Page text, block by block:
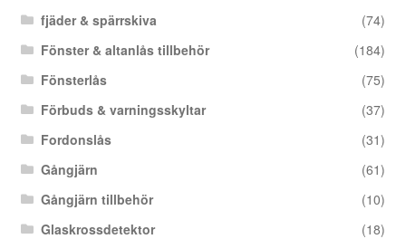
fjäder & spärrskiva
(74)
Fönster & altanlås tillbehör
(184)
Fönsterlås
(75)
Förbuds & varningsskyltar
(37)
Fordonslås
(31)
Gångjärn
(61)
Gångjärn tillbehör
(10)
Glaskrossdetektor
(18)